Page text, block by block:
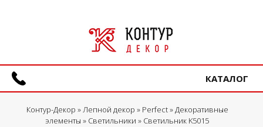
КАТАЛОГ
Контур-Декор »Лепной декор » Perfect»Декоративные
элементы » Светильники » Светильник K5015